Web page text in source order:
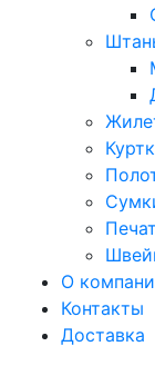
О
Контакты
Доставка